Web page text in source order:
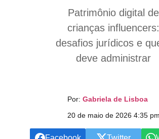
Patrimônio digital de
crianças influencers:
desafios jurídicos e
deve administrar
Por: Gabriela de Lisboa
20 de maio de 2026 4:35 pm